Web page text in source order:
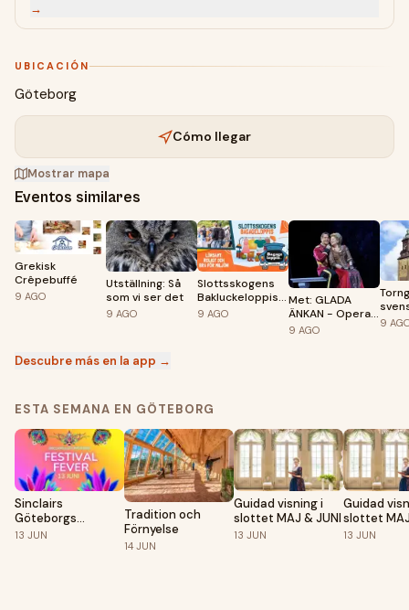
→
UBICACIÓN
Göteborg
Cómo llegar
Mostrar mapa
Eventos similares
Grekisk
Crêpebuffé
9 AGO
Utställning: Så
som vi ser det
9 AGO
Slottsskogens
Bakluckeloppis /
Bagageloppis
9 AGO
Met: GLADA
ÄNKAN - Opera
på Bio Roy
9 AGO
9
Descubre más en la app →
ESTA SEMANA EN GÖTEBORG
Sinclairs
Göteborgs
Elevuppvisning
13 JUN
Tradition och
Förnyelse
14 JUN
Guidad visning i
slottet MAJ & JUNI
13 JUN
Guidad
slottet
13 JUN